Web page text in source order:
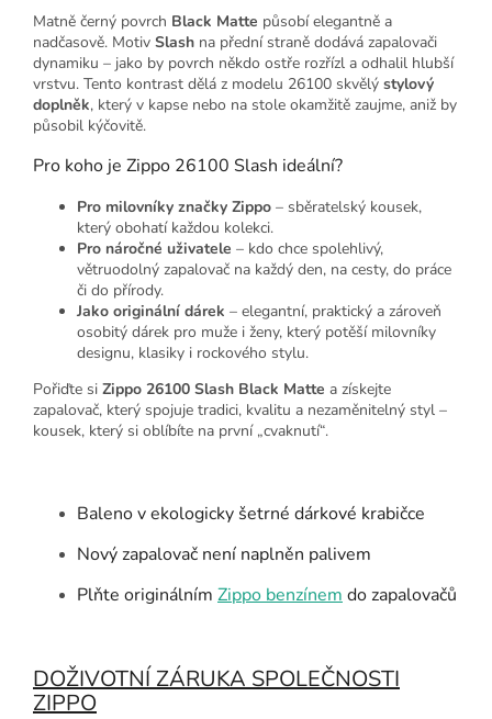
Matně černý povrch Black Matte působí elegantně a
nadčasově. Motiv Slash na přední straně dodává zapalovači
dynamiku – jako by povrch někdo ostře rozřízl a odhalil hlubší
vrstvu. Tento kontrast dělá z modelu 26100 skvělý stylový
doplněk, který v kapse nebo na stole okamžitě zaujme, aniž by
působil kýčovitě.
Pro koho je Zippo 26100 Slash ideální?
Pro milovníky značky Zippo – sběratelský kousek,
který obohatí každou kolekci.
Pro náročné uživatele – kdo chce spolehlivý,
větruodolný zapalovač na každý den, na cesty, do práce
či do přírody.
Jako originální dárek – elegantní, praktický a zároveň
osobitý dárek pro muže i ženy, který potěší milovníky
designu, klasiky i rockového stylu.
Pořiďte si Zippo 26100 Slash Black Matte a získejte
zapalovač, který spojuje tradici, kvalitu a nezaměnitelný styl –
kousek, který si oblíbíte na první „cvaknutí“.
Baleno v ekologicky šetrné dárkové krabičce
Nový zapalovač není naplněn palivem
Plňte originálním Zippo benzínem do zapalovačů
DOŽIVOTNÍ ZÁRUKA SPOLEČNOSTI
ZIPPO